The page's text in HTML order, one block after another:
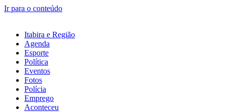
Ir para o conteúdo
Itabira e Região
Agenda
Esporte
Política
Eventos
Fotos
Polícia
Emprego
Aconteceu